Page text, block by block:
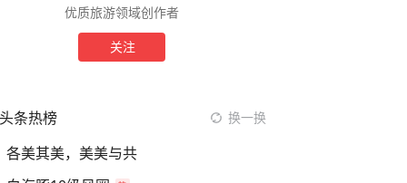
优质旅游领域创作者
关注
头条热榜 换一换
各美其美，美美与共